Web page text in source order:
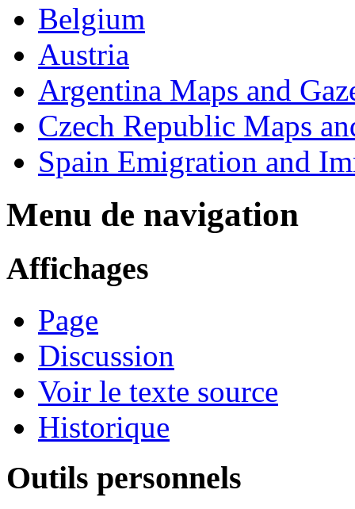
Belgium
Austria
Argentina Maps and
Czech Republic Maps
Spain Emigration and
Menu de navigation
Affichages
Page
Discussion
Voir le texte source
Historique
Outils personnels